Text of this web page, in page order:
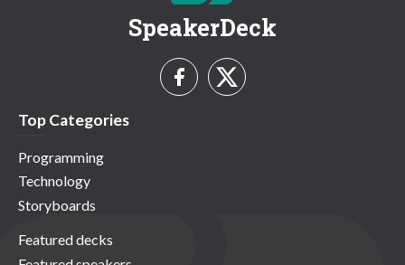
SpeakerDeck
Top Categories
Programming
Technology
Storyboards
Featured decks